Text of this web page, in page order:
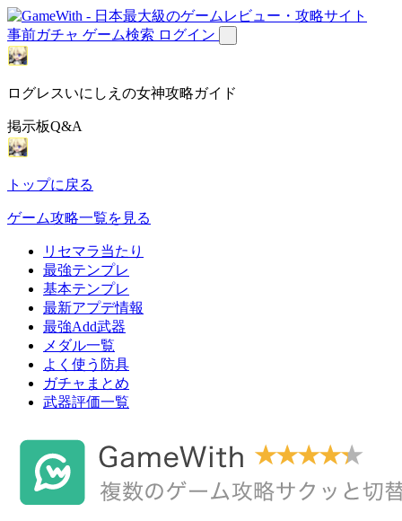
事前ガチャ ゲーム検索 ログイン
ログレスいにしえの女神攻略ガイド
掲示板Q&A
トップに戻る
ゲーム攻略一覧を見る
リセマラ当たり
最強テンプレ
基本テンプレ
最新アプデ情報
最強Add武器
メダル一覧
よく使う防具
ガチャまとめ
武器評価一覧